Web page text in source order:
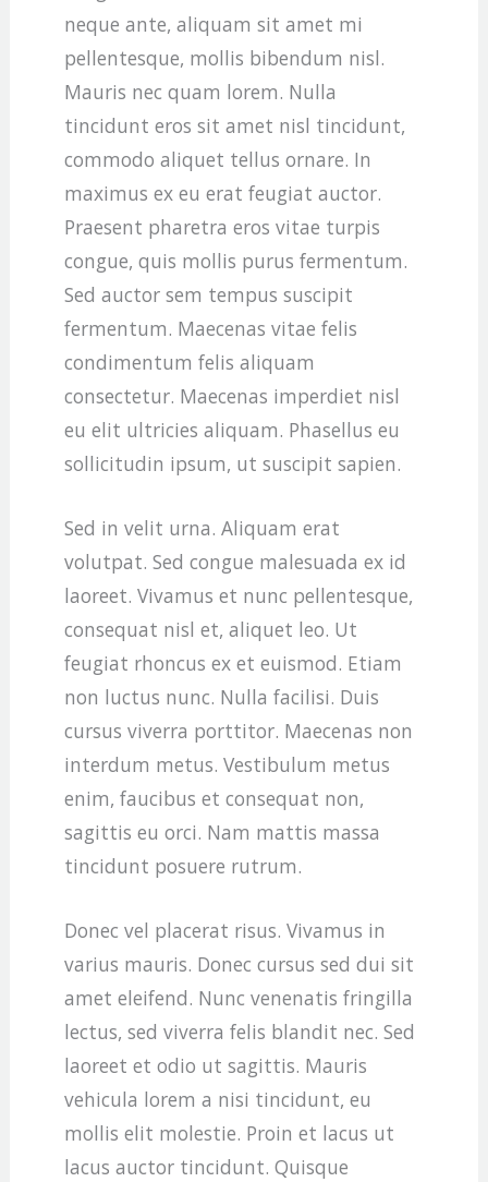
neque ante, aliquam sit amet mi
pellentesque, mollis bibendum nisl.
Mauris nec quam lorem. Nulla
tincidunt eros sit amet nisl tincidunt,
commodo aliquet tellus ornare. In
maximus ex eu erat feugiat auctor.
Praesent pharetra eros vitae turpis
congue, quis mollis purus fermentum.
Sed auctor sem tempus suscipit
fermentum. Maecenas vitae felis
condimentum felis aliquam
consectetur. Maecenas imperdiet nisl
eu elit ultricies aliquam. Phasellus eu
sollicitudin ipsum, ut suscipit sapien.
Sed in velit urna. Aliquam erat
volutpat. Sed congue malesuada ex id
laoreet. Vivamus et nunc pellentesque,
consequat nisl et, aliquet leo. Ut
feugiat rhoncus ex et euismod. Etiam
non luctus nunc. Nulla facilisi. Duis
cursus viverra porttitor. Maecenas non
interdum metus. Vestibulum metus
enim, faucibus et consequat non,
sagittis eu orci. Nam mattis massa
tincidunt posuere rutrum.
Donec vel placerat risus. Vivamus in
varius mauris. Donec cursus sed dui sit
amet eleifend. Nunc venenatis fringilla
lectus, sed viverra felis blandit nec. Sed
laoreet et odio ut sagittis. Mauris
vehicula lorem a nisi tincidunt, eu
mollis elit molestie. Proin et lacus ut
lacus auctor tincidunt. Quisque